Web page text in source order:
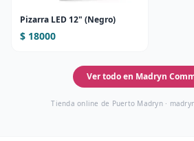
Pizarra LED 12" (Negro)
$ 18000
Ver todo en Madryn
Tienda online de Puerto Madryn ·